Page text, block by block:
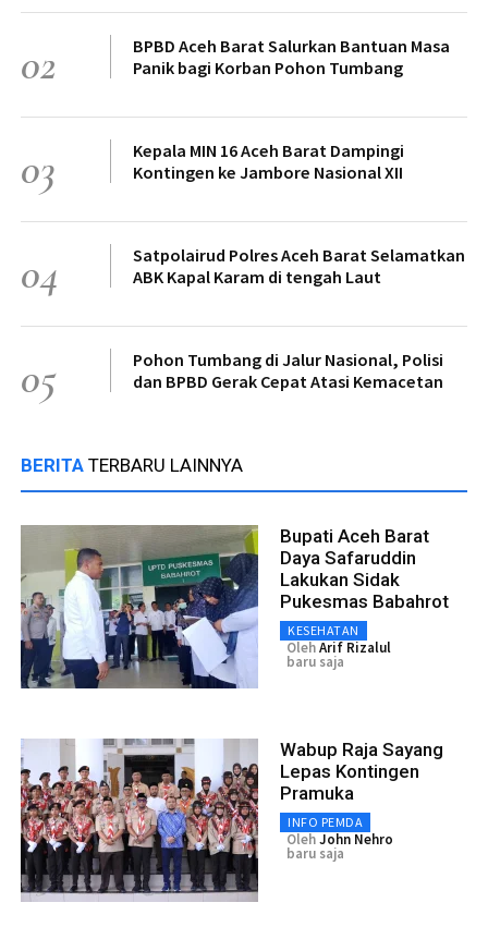
02
BPBD Aceh Barat Salurkan Bantuan Masa
Panik bagi Korban Pohon Tumbang
03
Kepala MIN 16 Aceh Barat Dampingi
Kontingen ke Jambore Nasional XII
04
Satpolairud Polres Aceh Barat Selamatkan
ABK Kapal Karam di tengah Laut
05
Pohon Tumbang di Jalur Nasional, Polisi
dan BPBD Gerak Cepat Atasi Kemacetan
BERITA TERBARU LAINNYA
Bupati Aceh Barat
Daya Safaruddin
Lakukan Sidak
Pukesmas Babahrot
KESEHATAN
OlehArif Rizalul
baru saja
Wabup Raja Sayang
Lepas Kontingen
Pramuka
INFO PEMDA
OlehJohn Nehro
baru saja